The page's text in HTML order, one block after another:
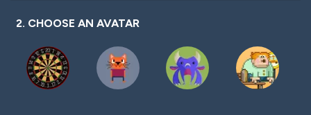
2. CHOOSE AN AVATAR